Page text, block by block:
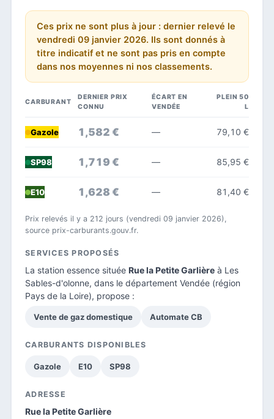
Ces prix ne sont plus à jour : dernier relevé le
vendredi 09 janvier 2026. Ils sont donnés à
titre indicatif et ne sont pas pris en compte
dans nos moyennes ni nos classements.
CARBURANT
DERNIER PRIX
CONNU
ÉCART EN
VENDÉE
PLEIN 50
L
Gazole 1,582 € — 79,10 €
SP98 1,719 € — 85,95 €
E10 1,628 € — 81,40 €
Prix relevés il y a 212 jours (vendredi 09 janvier 2026),
source prix-carburants.gouv.fr.
SERVICES PROPOSÉS
La station essence située Rue la Petite Garlière à Les
Sables-d'olonne, dans le département Vendée (région
Pays de la Loire), propose :
Vente de gaz domestique Automate CB
CARBURANTS DISPONIBLES
Gazole E10 SP98
ADRESSE
Rue la Petite Garlière